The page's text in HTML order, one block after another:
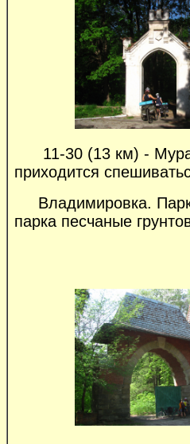
11-30 (13 км) -
приходится
Владимировка. Парк
парка песчаные